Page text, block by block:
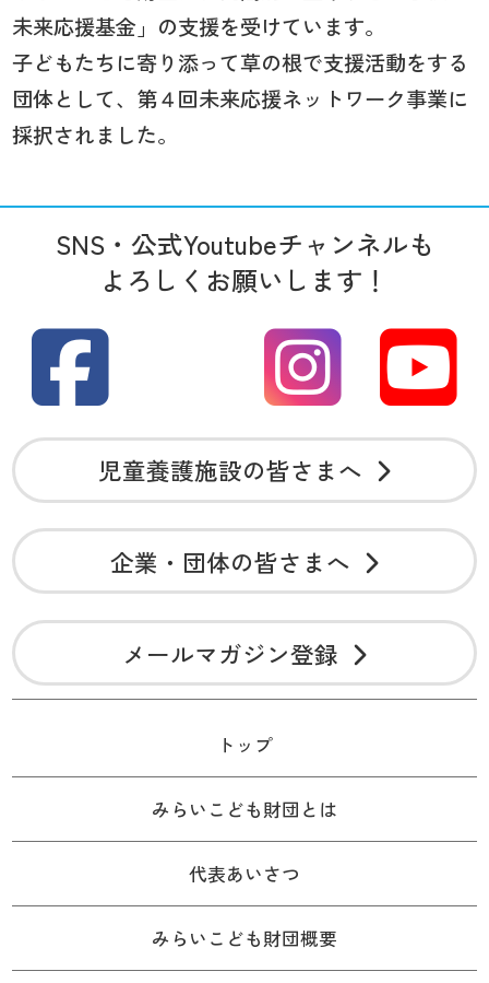
未来応援基金」の支援を受けています。
子どもたちに寄り添って草の根で支援活動をする
団体として、第４回未来応援ネットワーク事業に
採択されました。
SNS・公式Youtubeチャンネルも
よろしくお願いします！
児童養護施設の皆さまへ
企業・団体の皆さまへ
メールマガジン登録
トップ
みらいこども財団とは
代表あいさつ
みらいこども財団概要